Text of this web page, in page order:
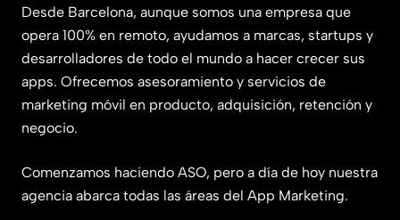
Desde Barcelona, aunque somos una empresa que
opera 100% en remoto, ayudamos a marcas, startups y
desarrolladores de todo el mundo a hacer crecer sus
apps. Ofrecemos asesoramiento y servicios de
marketing móvil en producto, adquisición, retención y
negocio.
Comenzamos haciendo ASO, pero a día de hoy nuestra
agencia abarca todas las áreas del App Marketing.